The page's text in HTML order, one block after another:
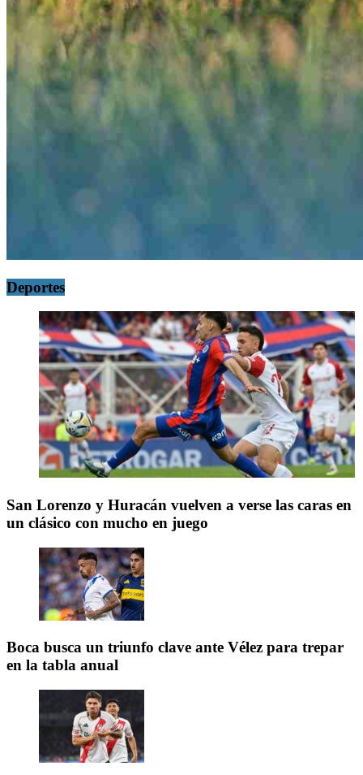
Deportes
San Lorenzo y Huracán vuelven a verse las caras en
un clásico con mucho en juego
Boca busca un triunfo clave ante Vélez para trepar
en la tabla anual